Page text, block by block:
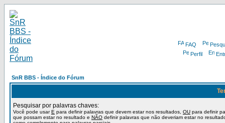
FAQ
Perfil
SnR BBS - Índice do Fórum
Pesquisar por palavras chaves:
Você pode usarE para definir palavras que devem estar nos resultados, OU para definir
que possam estar no resultado e NÃO definir palavras que não deveriam estar no